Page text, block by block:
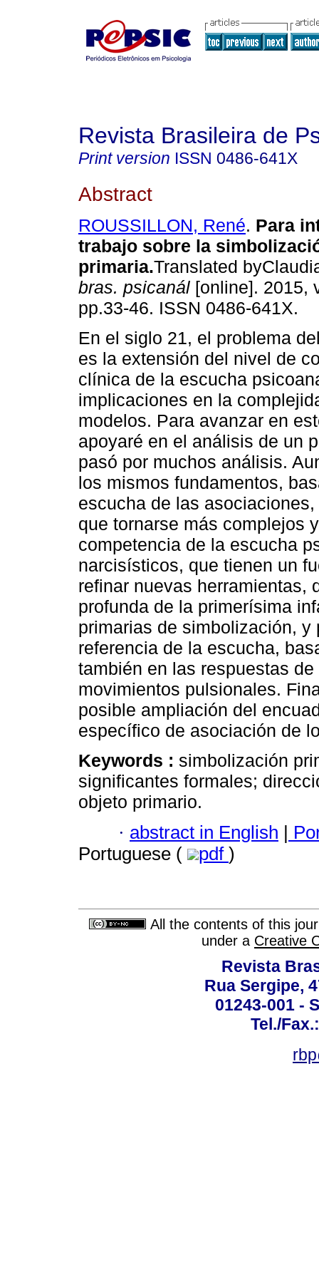
Revista Brasileira de
Print version ISSN 0486-641X
Abstract
ROUSSILLON, René. Para
trabajo sobre la
primaria.Translated
bras. psicanál [online]. 2015,
pp.33-46. ISSN 0486-641X.
En el siglo 21, el problema
es la extensión del nivel de
clínica de la escucha
implicaciones en la
modelos. Para avanzar en
apoyaré en el análisis de un
pasó por muchos análisis.
los mismos fundamentos,
escucha de las
que tornarse más complejos
competencia de la escucha
narcisísticos, que tienen un
refinar nuevas herramientas,
profunda de la primerísima
primarias de simbolización,
referencia de la escucha,
también en las respuestas
movimientos pulsionales.
posible ampliación del
específico de asociación de
Keywords : simbolización
significantes formales;
objeto primario.
· abstract in English |
Portuguese (
pdf )
All the contents of this
under a Creative
Revista
Rua Sergipe,
01243-001 -
Tel./